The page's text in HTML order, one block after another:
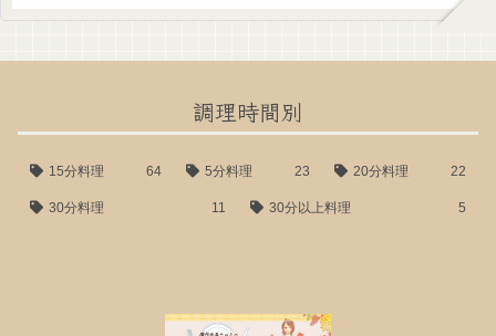
調理時間別
15分料理 64 5分料理 23 20分料理 22
30分料理 11 30分以上料理 5